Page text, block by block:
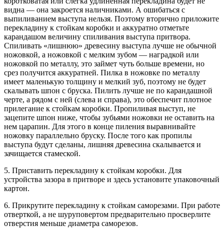
видна — она закроется наличниками. А ошибаться с
выпиливанием выступа нельзя. Поэтому вторично приложите
перекладину к стойкам коробки и аккуратно отметьте
карандашом величину спиливания выступа притвора.
Спиливать «лишнюю» древесину выступа лучше не обычной
ножовкой, а ножовкой с мелким зубом — наградкой или
ножовкой по металлу, это займет чуть больше времени, но
срез получится аккуратней. Пилка в ножовке по металлу
имеет маленькую толщину и мелкий зуб, поэтому не будет
скалывать шпон с бруска. Пилить лучше не по карандашной
черте, а рядом с ней (слева и справа), это обеспечит плотное
прилегание к стойкам коробки. Пропиливая выступ, не
зацепите шпон ниже, чтобы зубьями ножовки не оставить на
нем царапин. Для этого в конце пиления выравнивайте
ножовку параллельно бруску. После того как пропилы
выступа будут сделаны, лишняя древесина скалывается и
зачищается стамеской.
5. Приставить перекладину к стойкам коробки. Для
устройства зазора в притворе и здесь установите упаковочный
картон.
6. Прикрутите перекладину к стойкам саморезами. При работе
отверткой, а не шуруповертом предварительно просверлите
отверстия меньше диаметра саморезов.